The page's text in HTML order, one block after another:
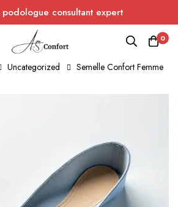
consultant expert
0
Uncategorized Semelle Confort Femme